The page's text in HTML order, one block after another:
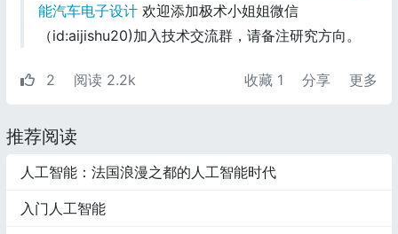
能汽车电子设计 欢迎添加极术小姐姐微信
（id:aijishu20)加入技术交流群，请备注研究方向。
2 阅读 2.2k 收藏 1 分享 更多
推荐阅读
人工智能：法国浪漫之都的人工智能时代
入门人工智能